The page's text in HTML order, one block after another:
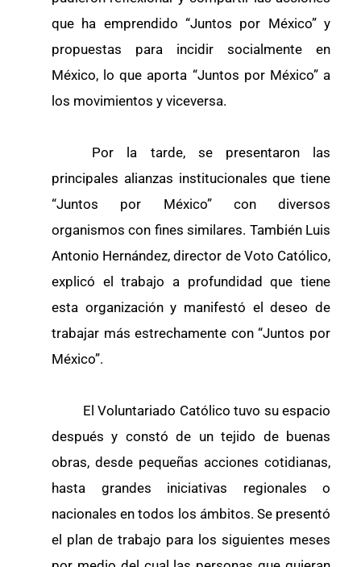
que ha emprendido “Juntos por México” y
propuestas para incidir socialmente en
México, lo que aporta “Juntos por México” a
los movimientos y viceversa.
Por la tarde, se presentaron las
principales alianzas institucionales que tiene
“Juntos por México” con diversos
organismos con fines similares. También Luis
Antonio Hernández, director de Voto Católico,
explicó el trabajo a profundidad que tiene
esta organización y manifestó el deseo de
trabajar más estrechamente con “Juntos por
México”.
El Voluntariado Católico tuvo su espacio
después y constó de un tejido de buenas
obras, desde pequeñas acciones cotidianas,
hasta grandes iniciativas regionales o
nacionales en todos los ámbitos. Se presentó
el plan de trabajo para los siguientes meses